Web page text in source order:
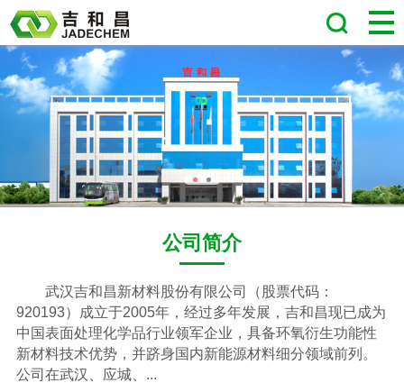
公司简介
武汉吉和昌新材料股份有限公司
（股票代码：
920193）成立于2005年，经过多年发展，吉和昌现已成为
中国表面处理化学品行业领军企业，具备环氧衍生功能性
新材料技术优势，并跻身国内新能源材料细分领域前列。
公司在武汉、应城、...